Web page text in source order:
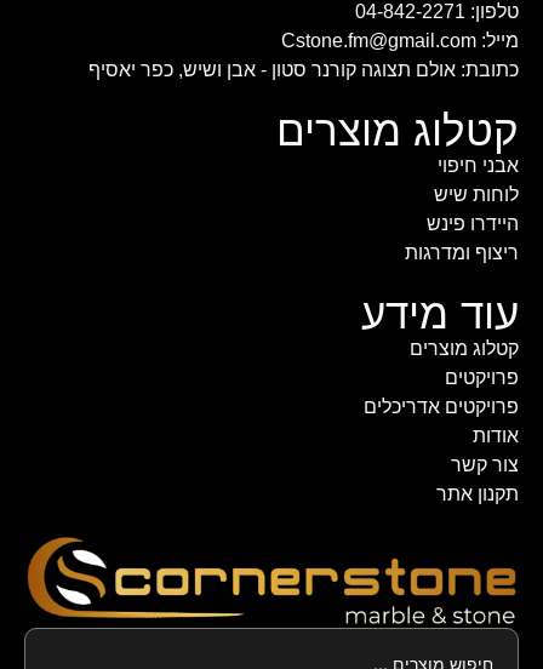
טלפון: 04-842-2271
מייל: Cstone.fm@gmail.com
כתובת: אולם תצוגה קורנר סטון - אבן ושיש, כפר יאסיף
קטלוג מוצרים
אבני חיפוי
לוחות שיש
היידרו פינש
ריצוף ומדרגות
עוד מידע
קטלוג מוצרים
פרויקטים
פרויקטים אדריכלים
אודות
צור קשר
תקנון אתר